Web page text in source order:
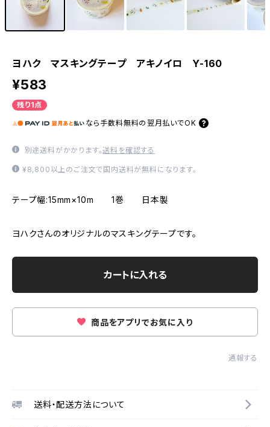
ヨハク マスキングテープ アキノイロ Y-160
¥583
残り1点
なら 手数料無料の 翌月払いでOK
別途送料がかかります。送料を確認する
¥8,800以上のご注文で国内送料が無料になります。
テープ幅:15mm×10m 1巻 日本製
ヨハクさんのオリジナルのマスキングテープです。
カートに入れる
商品をアプリでお気に入り
通報する
送料・配送方法について